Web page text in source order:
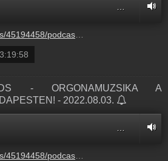
- ORGONAMUZSIKA A
- 2022.08.03.